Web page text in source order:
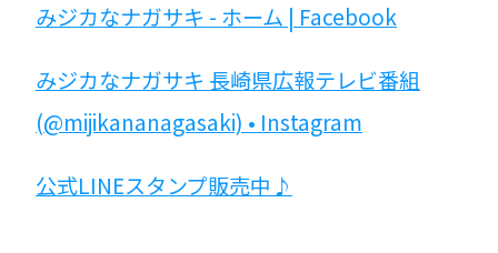
みジカなナガサキ - ホーム | Facebook
みジカなナガサキ 長崎県広報テレビ番組
(@mijikananagasaki) • Instagram
公式LINEスタンプ販売中 ♪